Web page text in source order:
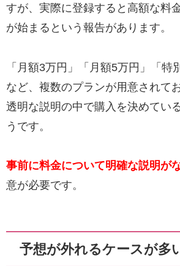
すが、実際に登録すると高額な料
が始まるという報告があります。
「月額3万円」「月額5万円」「特
など、複数のプランが用意されて
透明な説明の中で購入を決めてい
うです。
事前に料金について明確な説明が
意が必要です。
予想が外れるケースが多